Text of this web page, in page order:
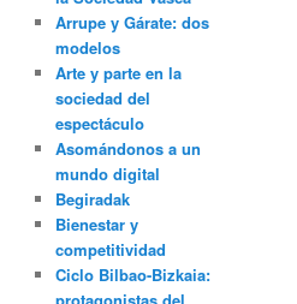
Arrupe y Gárate: dos
modelos
Arte y parte en la
sociedad del
espectáculo
Asomándonos a un
mundo digital
Begiradak
Bienestar y
competitividad
Ciclo Bilbao-Bizkaia: